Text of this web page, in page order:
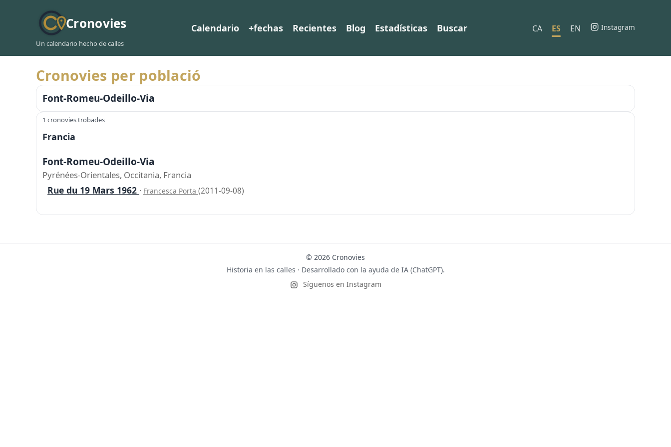
Cronovies
Un calendario hecho de calles
Calendario +fechas Recientes Blog Estadísticas Buscar CA ES EN Instagram
Cronovies per població
Font-Romeu-Odeillo-Via
1 cronovies trobades
Francia
Font-Romeu-Odeillo-Via
Pyrénées-Orientales, Occitania, Francia
Rue du 19 Mars 1962 · Francesca Porta (2011-09-08)
© 2026 Cronovies
Historia en las calles · Desarrollado con la ayuda de IA (ChatGPT).
Síguenos en Instagram